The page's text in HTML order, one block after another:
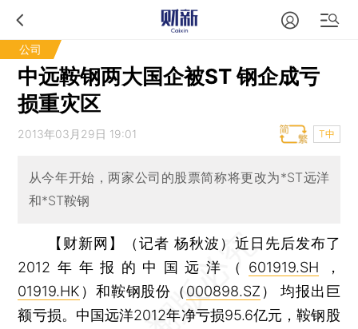
公司
中远鞍钢两大国企被ST 钢企成亏
损重灾区
2013年03月29日 19:01 T中
从今年开始，两家公司的股票简称将更改为*ST远洋
和*ST鞍钢
【财新网】（记者 杨秋波） 近日先后发布了
2012年年报的中国远洋（ 601919.SH ，
01919.HK ）和鞍钢股份（000898.SZ ） 均报出巨
额亏损。中国远洋2012年净亏损95.6亿元，鞍钢股